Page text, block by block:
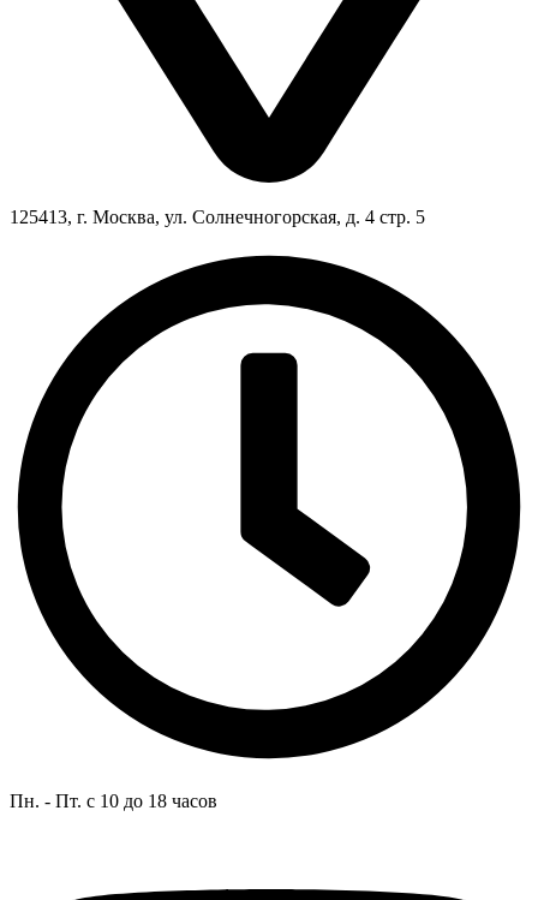
125413, г. Москва, ул. Солнечногорская, д. 4 стр. 5
Пн. - Пт. с 10 до 18 часов